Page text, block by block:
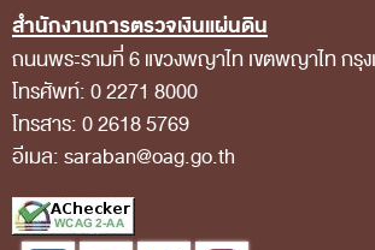
การส่งเสริมความโปร่งใส
การเปิดโอกาสให้เกิดการมีส่วนร่วม
การขับเคลื่อนจริยธรรม
รายงานผลการปฏิบัติงานประจำปี
รายงานผลการดำเนินงานของ สตง.
แผน/ผลการปฏิบัติงานและการใช้จ่าย
สำนักงานการตรวจเงินแผ่นดิน
ถนนพระรามที่ 6 แขวงพญาไท เขตพญาไท กรุ
โทรศัพท์: 0 2271 8000
โทรสาร: 0 2618 5769
อีเมล: saraban@oag.go.th